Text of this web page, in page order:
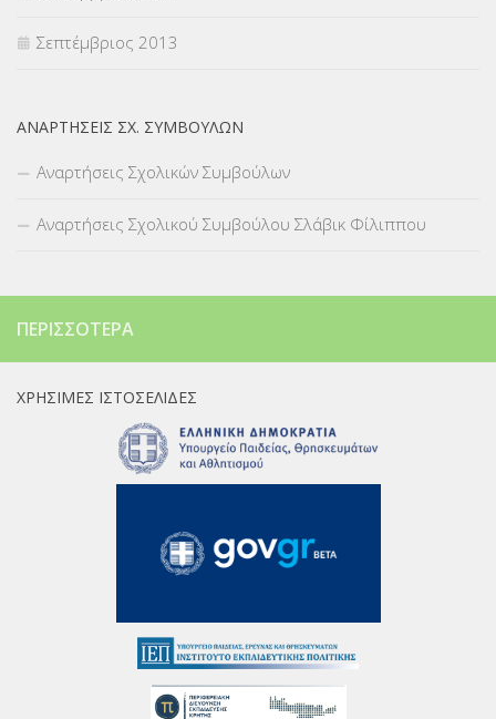
Σεπτέμβριος 2013
ΑΝΑΡΤΉΣΕΙΣ ΣΧ. ΣΥΜΒΟΎΛΩΝ
Αναρτήσεις Σχολικών Συμβούλων
Αναρτήσεις Σχολικού Συμβούλου Σλάβικ Φίλιππου
ΠΕΡΙΣΣΌΤΕΡΑ
ΧΡΉΣΙΜΕΣ ΙΣΤΟΣΕΛΊΔΕΣ